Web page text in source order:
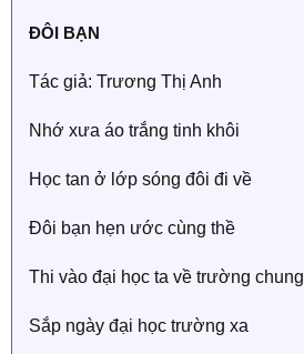
ĐÔI BẠN
Tác giả: Trương Thị Anh
Nhớ xưa áo trắng tinh khôi
Học tan ở lớp sóng đôi đi về
Đôi bạn hẹn ước cùng thề
Thi vào đại học ta về trường chung
Sắp ngày đại học trường xa